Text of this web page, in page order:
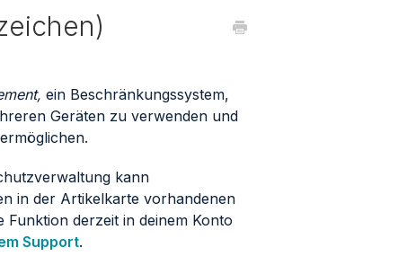
Audiobooks
Create Your Books
StreetLib Direct Marketing
SL Store
ein Beschränkungssystem,
Geräten zu verwenden und
kann
in der Artikelkarte vorhandenen
Funktion derzeit in deinem Konto
Support.